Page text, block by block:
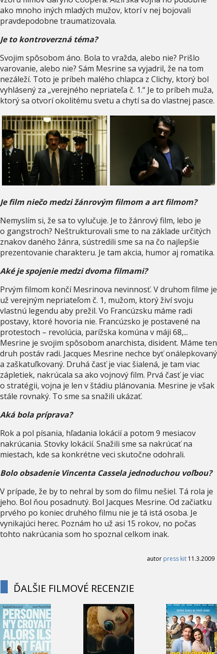
ako mnoho iných mladých mužov, ktorí v nej bojovali
pravdepodobne traumatizovala.
Je to kontroverzná téma?
Svojim spôsobom áno. Bola to vražda, alebo nie? Prišlo
varovanie, alebo nie? Sám Mesrine sa vyjadril, že na tom
nezáleží. Toto je príbeh malého chlapca z Clichy, ktorý bol
vyhlásený za „verejného nepriateľa č. 1.“ Je to príbeh muža,
ktorý sa otvorí okolitému svetu a chytí sa do vlastnej pasce.
Je film niečo medzi žánrovým filmom a art filmom?
Nemyslím si, že sa to vylučuje. Je to žánrový film, lebo je
o gangstroch? Neštrukturovali sme to na základe určitých
znakov daného žánra, sústredili sme sa na čo najlepšie
prezentovanie charakteru. Je tam akcia, humor aj romatika.
Aké je spojenie medzi dvoma filmami?
Prvým filmom končí Mesrinova nevinnosť. V druhom filme je
už verejným nepriateľom č. 1, mužom, ktorý živí svoju
vlastnú legendu aby prežil. Vo Francúzsku máme radi
postavy, ktoré hovoria nie. Francúzsko je postavené na
protestoch – revolúcia, parížska komúna v máji 68,...
Mesrine je svojim spôsobom anarchista, disident. Máme ten
druh postáv radi. Jacques Mesrine nechce byť onálepkovaný
a zaškatuľkovaný. Druhá časť je viac šialená, je tam viac
zápletiek, nakrúcala sa ako vojnový film. Prvá časť je viac
o stratégii, vojna je len v štádiu plánovania. Mesrine je však
stále rovnaký. To sme sa snažili ukázať.
Aká bola príprava?
Rok a pol písania, hľadania lokácií a potom 9 mesiacov
nakrúcania. Stovky lokácií. Snažili sme sa nakrúcať na
miestach, kde sa konkrétne veci skutočne odohrali.
Bolo obsadenie Vincenta Cassela jednoduchou voľbou?
V prípade, že by to nehral by som do filmu nešiel. Tá rola je
jeho. Bol ňou posadnutý. Bol Jacques Mesrine. Od začiatku
prvého po koniec druhého filmu nie je tá istá osoba. Je
vynikajúci herec. Poznám ho už asi 15 rokov, no počas
tohto nakrúcania som ho spoznal celkom inak.
autor press kit 11.3.2009
ĎALŠIE FILMOVÉ RECENZIE